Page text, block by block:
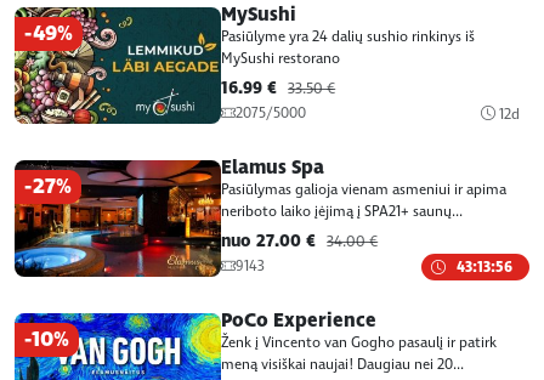
-49%
MySushi
Pasiūlyme yra 24 dalių sushio rinkinys iš
MySushi restorano
16.99 € 33.50 €
2075/5000
12d
-27%
Elamus Spa
Pasiūlymas galioja vienam asmeniui ir apima
neriboto laiko įėjimą į SPA21+ saunų...
nuo 27.00 € 34.00 €
9143
43:13:56
-10%
PoCo Experience
Ženk į Vincento van Gogho pasaulį ir patirk
meną visiškai naujai! Daugiau nei 20...